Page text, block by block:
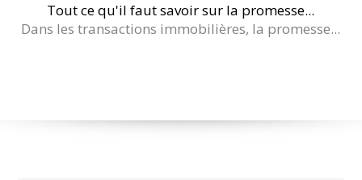
Tout ce qu'il faut savoir sur la promesse...
Dans les transactions immobilières, la promesse...